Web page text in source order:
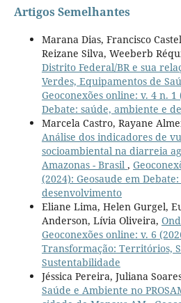
Artigos Semelhantes
Marana Dias, Francisco
Reizane Silva, Weeberb
Distrito Federal/BR e sua
Verdes, Equipamentos de
Geoconexões online: v. 4 n. 1
Debate: saúde, ambiente e
Marcela Castro, Rayane
Análise dos indicadores de
socioambiental na diarreia
Amazonas - Brasil ,
(2024): Geosaude em
desenvolvimento
Eliane Lima, Helen Gurgel,
Anderson, Lívia Oliveira,
Geoconexões online: v. 6
Transformação: Territórios,
Sustentabilidade
Jéssica Pereira, Juliana
Saúde e Ambiente no